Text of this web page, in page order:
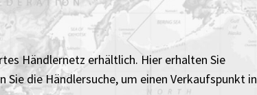
Händlernetz erhältlich. Hier erhalten Sie
die Händlersuche, um einen Verkaufspunkt in